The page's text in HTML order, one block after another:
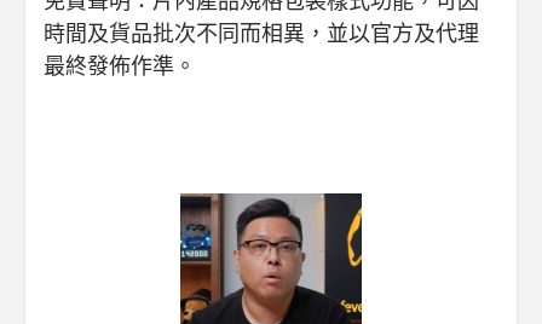
時間及貨品批次不同而相異，並以官方及代理
最終發佈作準。